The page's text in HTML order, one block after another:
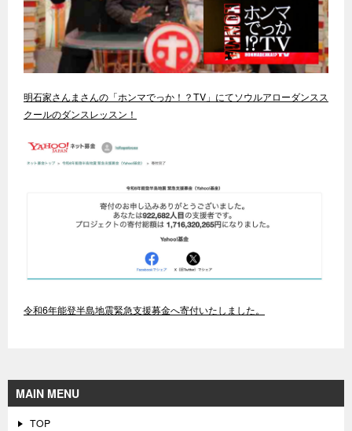
明石家さんまさんの「ホンマでっか！？TV」にてソウルアローダンスス
クールのダンスレッスン！
令和6年能登半島地震緊急支援募金へ寄付いたしました。
MAIN MENU
TOP